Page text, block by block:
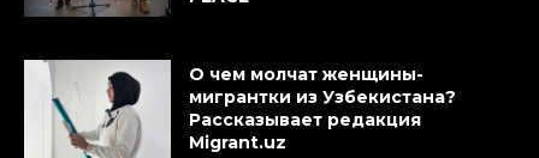
О чем молчат женщины-
мигрантки из Узбекистана?
Рассказывает редакция
Migrant.uz